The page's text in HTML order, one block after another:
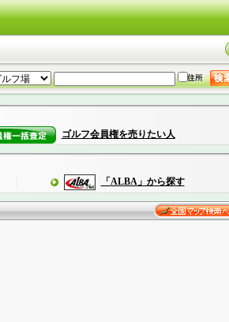
ゴルフ会員権を売りたい人
「ALBA」から探す